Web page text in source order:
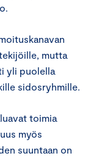
mutta
yli puolella
sidosryhmille.
toimia
myös
suuntaan on